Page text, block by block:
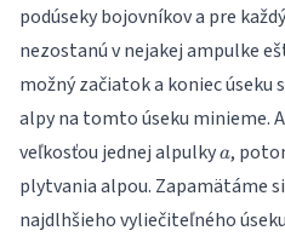
podúseky bojovníkov a pre
nezostanú v nejakej ampulke
možný začiatok a koniec
alpy na tomto úseku minieme.
veľkosťou jednej alpulkya
a,
plytvania alpou. Zapamätáme
najdlhšieho vyliečiteľného